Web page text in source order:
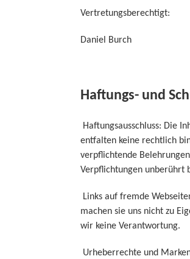
Vertretungsberechtigt:
Daniel Burch
Haftungs- und
Haftungsausschluss: Die
entfalten keine rechtlich
verpflichtende
Verpflichtungen unberührt
Links auf fremde
machen sie uns nicht zu
wir keine Verantwortung.
Urheberrechte und